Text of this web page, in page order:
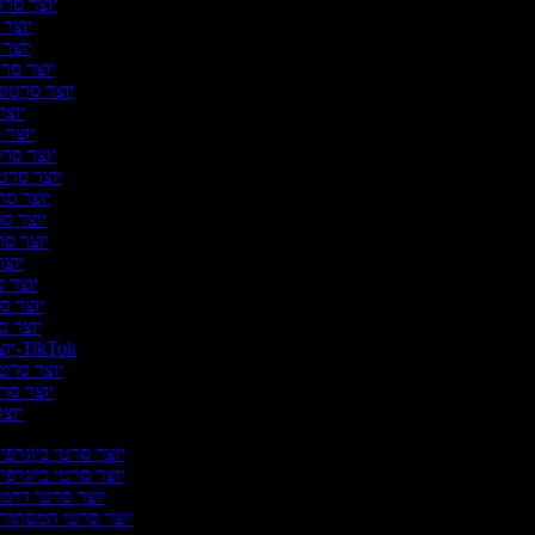
יוצר
יוצר
יוצר
יוצר
יוצר
יוצר
יוצר
יוצר
יוצר
יוצר
יוצר
יוצר
יוצר סרטונים ל-TikTok
יוצר
יוצר
יוצר סרטי
יוצר סרטי
יוצר סרטי
יוצר סרטי